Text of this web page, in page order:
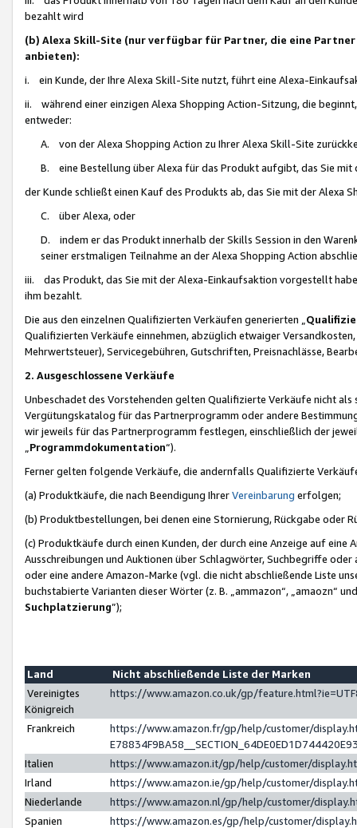
bezahlt wird
(b) Alexa Skill-Site (nur verfügbar für Partner, die eine
anbieten):
i. ein Kunde, der Ihre Alexa Skill-Site nutzt, führt eine Alexa-
ii. während einer einzigen Alexa Shopping Action-Sitzung, die
entweder:
A. von der Alexa Shopping Action zu Ihrer Alexa Skill-Site
B. eine Bestellung über Alexa für das Produkt aufgibt, das Sie mit
der Kunde schließt einen Kauf des Produkts ab, das Sie mit der Alexa
C. über Alexa, oder
D. indem er das Produkt innerhalb der Skills Session in den
seiner erstmaligen Teilnahme an der Alexa Shopping Action
iii. das Produkt, das Sie mit der Alexa-Einkaufsaktion vorgestellt
ihm bezahlt.
Die aus den einzelnen Qualifizierten Verkäufen generierten „
Qualifizierten Verkäufe einnehmen, abzüglich etwaiger
Mehrwertsteuer), Servicegebühren, Gutschriften, Preisnachlässe,
2. Ausgeschlossene Verkäufe
Unbeschadet des Vorstehenden gelten Qualifizierte Verkäufe nicht
Vergütungskatalog für das Partnerprogramm oder andere
wir jeweils für das Partnerprogramm festlegen, einschließlich der
Programmdokumentation“).
Ferner gelten folgende Verkäufe, die andernfalls Qualifizierte
(a) Produktkäufe, die nach Beendigung IhrerVereinbarung erfolgen;
(b) Produktbestellungen, bei denen eine Stornierung, Rückgabe oder
(c) Produktkäufe durch einen Kunden, der durch eine Anzeige auf
Ausschreibungen und Auktionen über Schlagwörter, Suchbegriffe
oder eine andere Amazon-Marke (vgl. die nicht abschließende Liste
buchstabierte Varianten dieser Wörter (z. B. „ammazon“, „amaozn“
Suchplatzierung”);
Land
Nicht abschließende Liste der Marken
Vereinigtes
Königreich
https://www.amazon.co.uk/gp/
Frankreich
https://www.amazon.fr/gp/help/customer/
Italien
https://www.amazon.it/gp/help/customer/
Irland
https://www.amazon.ie/gp/help/customer/
Niederlande
https://www.amazon.nl/gp/help/customer/
Spanien
https://www.amazon.es/gp/help/customer/